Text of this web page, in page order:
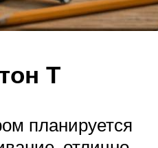
Т
планируется